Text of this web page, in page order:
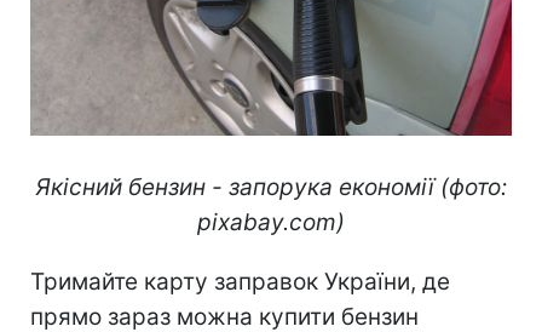
Якісний бензин - запорука економії (фото:
pixabay.com)
Тримайте карту заправок України, де
прямо зараз можна купити бензин